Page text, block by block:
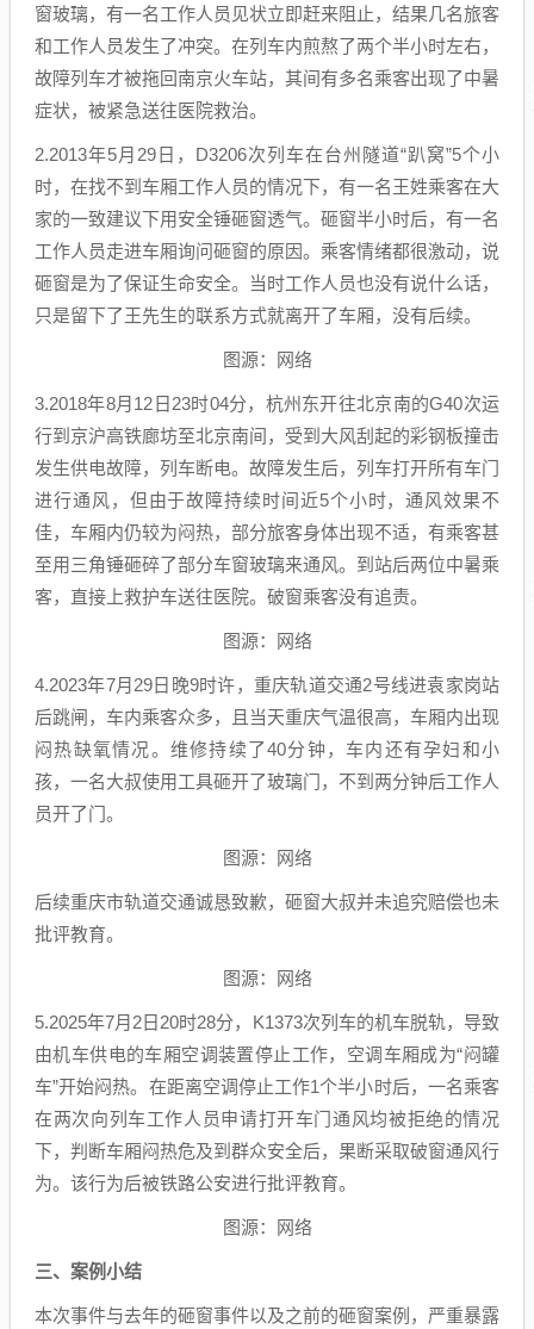
窗玻璃，有一名工作人员见状立即赶来阻止，结果几名旅客
和工作人员发生了冲突。在列车内煎熬了两个半小时左右，
故障列车才被拖回南京火车站，其间有多名乘客出现了中暑
症状，被紧急送往医院救治。
2.2013年5月29日，D3206次列车在台州隧道“趴窝”5个小
时，在找不到车厢工作人员的情况下，有一名王姓乘客在大
家的一致建议下用安全锤砸窗透气。砸窗半小时后，有一名
工作人员走进车厢询问砸窗的原因。乘客情绪都很激动，说
砸窗是为了保证生命安全。当时工作人员也没有说什么话，
只是留下了王先生的联系方式就离开了车厢，没有后续。
图源：网络
3.2018年8月12日23时04分，杭州东开往北京南的G40次运
行到京沪高铁廊坊至北京南间，受到大风刮起的彩钢板撞击
发生供电故障，列车断电。故障发生后，列车打开所有车门
进行通风，但由于故障持续时间近5个小时，通风效果不
佳，车厢内仍较为闷热，部分旅客身体出现不适，有乘客甚
至用三角锤砸碎了部分车窗玻璃来通风。到站后两位中暑乘
客，直接上救护车送往医院。破窗乘客没有追责。
图源：网络
4.2023年7月29日晚9时许，重庆轨道交通2号线进袁家岗站
后跳闸，车内乘客众多，且当天重庆气温很高，车厢内出现
闷热缺氧情况。维修持续了40分钟，车内还有孕妇和小
孩，一名大叔使用工具砸开了玻璃门，不到两分钟后工作人
员开了门。
图源：网络
后续重庆市轨道交通诚恳致歉，砸窗大叔并未追究赔偿也未
批评教育。
图源：网络
5.2025年7月2日20时28分，K1373次列车的机车脱轨，导致
由机车供电的车厢空调装置停止工作，空调车厢成为“闷罐
车”开始闷热。在距离空调停止工作1个半小时后，一名乘客
在两次向列车工作人员申请打开车门通风均被拒绝的情况
下，判断车厢闷热危及到群众安全后，果断采取破窗通风行
为。该行为后被铁路公安进行批评教育。
图源：网络
三、案例小结
本次事件与去年的砸窗事件以及之前的砸窗案例，严重暴露